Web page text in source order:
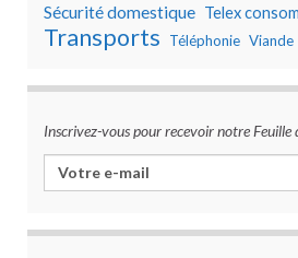
Sécurité domestique Telex
Transports Téléphonie Viande
Inscrivez-vous pour recevoir notre Feuille